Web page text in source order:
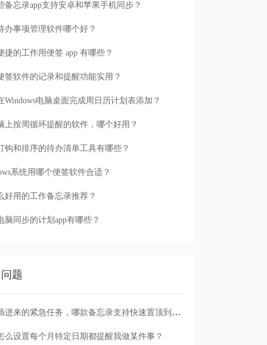
备忘录app支持安卓和苹果手机同步？
办事项管理软件哪个好？
捷的工作用便签 app 有哪些？
签软件的记录和提醒功能实用？
Windows电脑桌面完成周日历计划表添加？
上按周循环提醒的软件，哪个好用？
钩和排序的待办清单工具有哪些？
系统用哪个便签软件合适？
好用的工作备忘录推荐？
脑同步的计划app有哪些？
题
临时插进来的紧急任务，哪款备忘录支持快速置顶到清单首位？
么设置每个月特定日期都提醒我做某件事？